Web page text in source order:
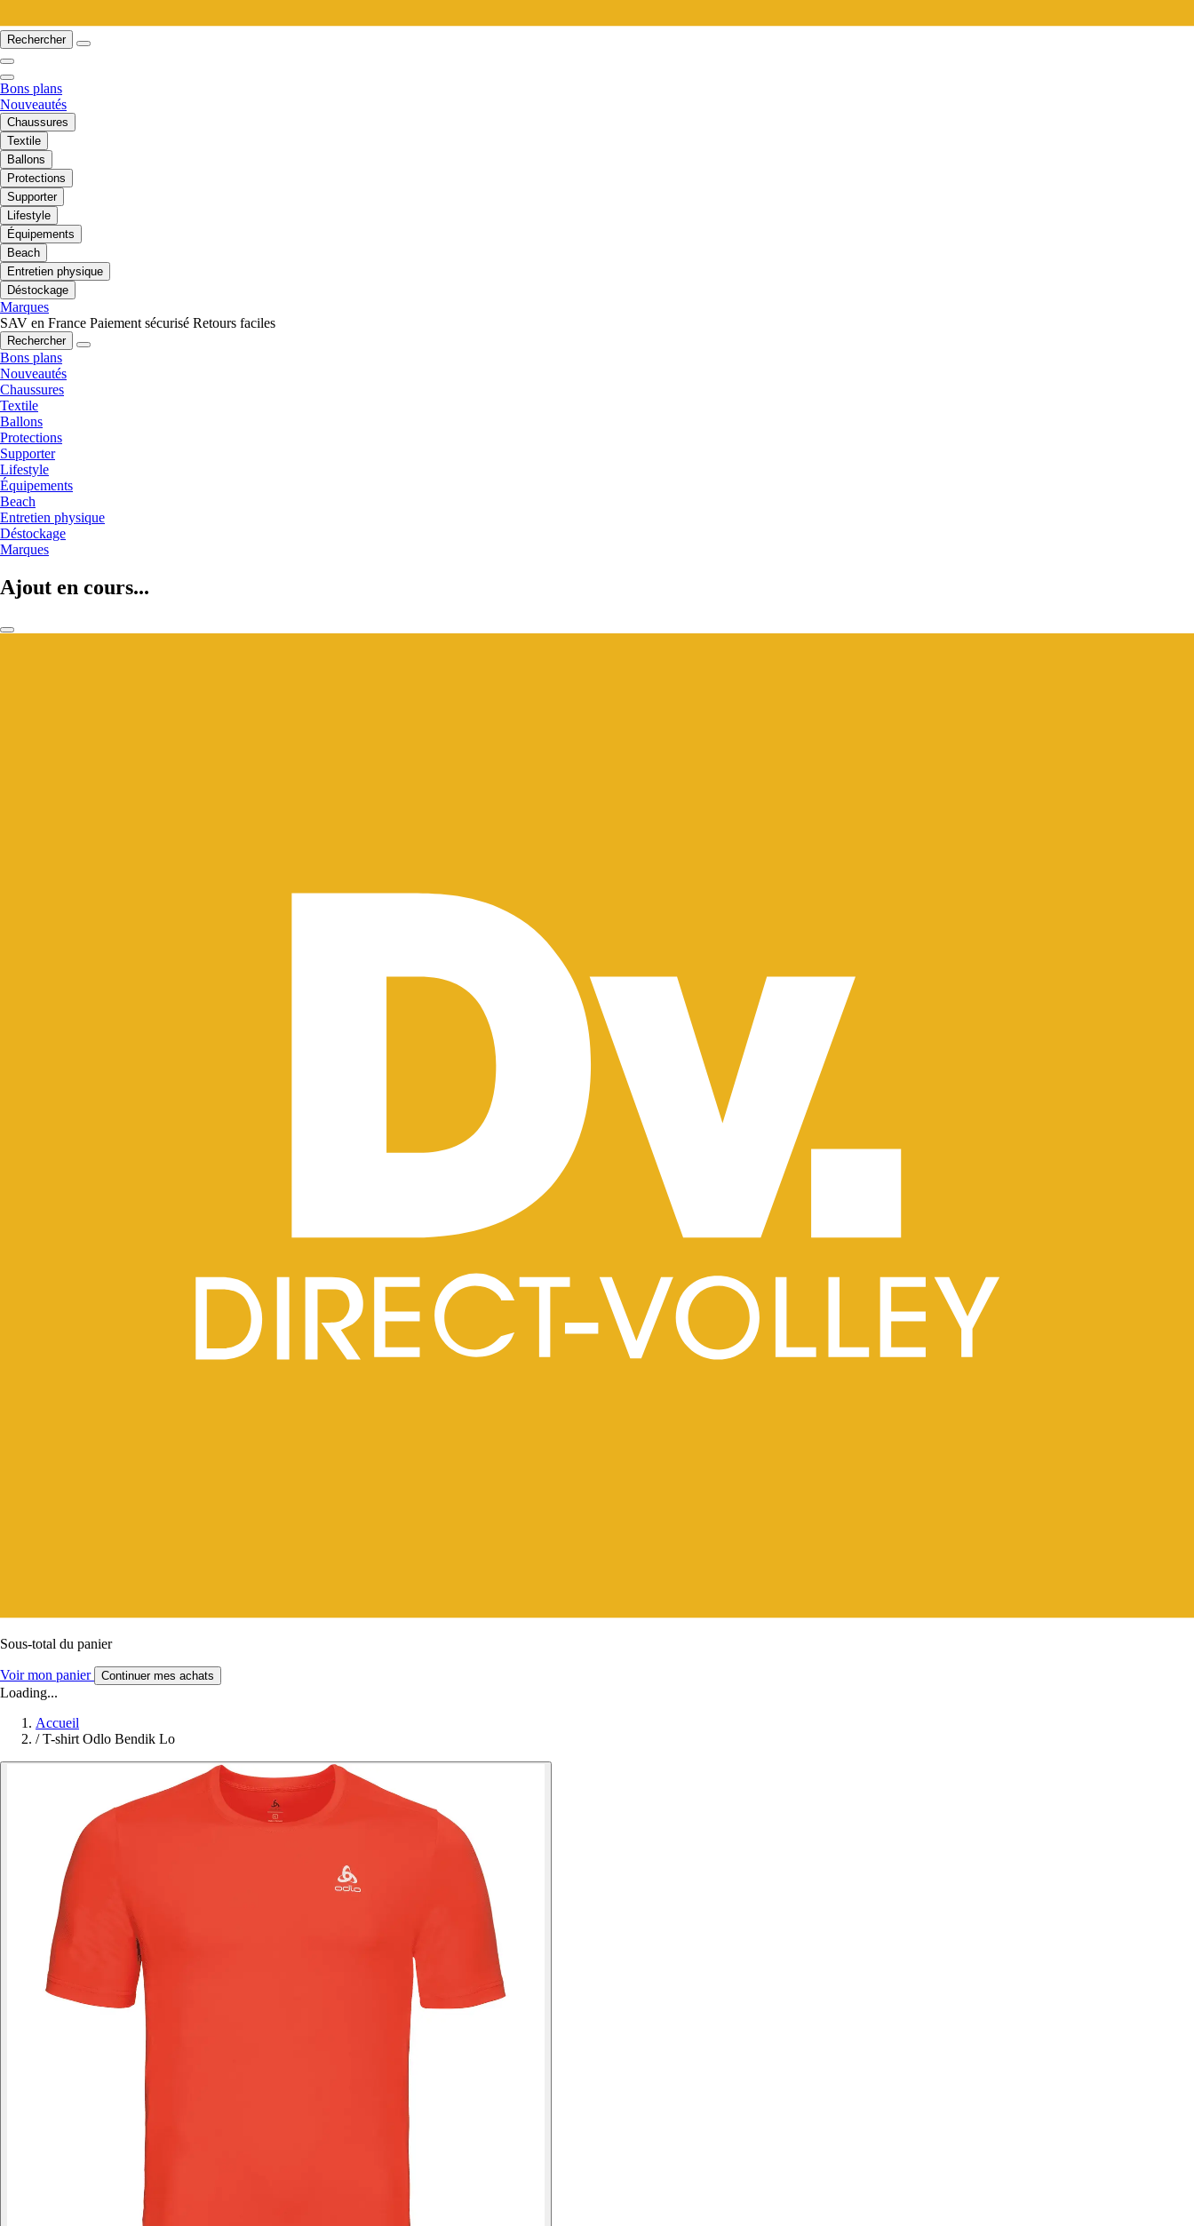
Rechercher
Bons plans
Nouveautés
Chaussures
Textile
Ballons
Protections
Supporter
Lifestyle
Équipements
Beach
Entretien physique
Déstockage
Marques
SAV en France Paiement sécurisé Retours faciles
Rechercher
Bons plans
Nouveautés
Chaussures
Textile
Ballons
Protections
Supporter
Lifestyle
Équipements
Beach
Entretien physique
Déstockage
Marques
Ajout en cours...
Sous-total du panier
Voir mon panier Continuer mes achats
Loading...
Accueil
/ T-shirt Odlo Bendik Lo